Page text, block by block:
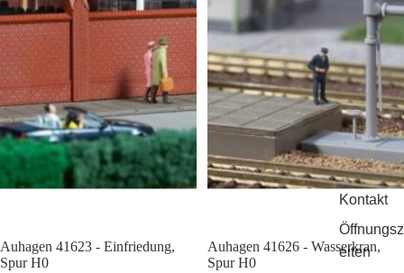
Kontakt
Öffnungsz
eiten
Auhagen 41623 - Einfriedung,
Spur H0
Sale
Auhagen 41626 - Wasserkran,
Spur H0